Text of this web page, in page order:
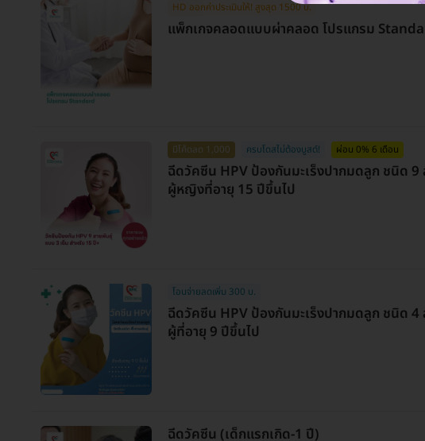
HD ออกค่าประเมินให้! สูงสุด 1500 บ.
แพ็กเกจคลอดแบบผ่าคลอด โปรแกรม
มีโค้ดลด 1,000 ครบโดสไม่ต้องบูสต์! ผ่อน 0% 6 เดือน
ฉีดวัคซีน HPV ป้องกันมะเร็งปากมดลูก ชนิด 9
ผู้หญิงที่อายุ 15 ปีขึ้นไป
โอนจ่ายลดเพิ่ม 300 บ.
ฉีดวัคซีน HPV ป้องกันมะเร็งปากมดลูก ชนิด 4
ผู้ที่อายุ 9 ปีขึ้นไป
ฉีดวัคซีน (เด็กแรกเกิด-1 ปี)